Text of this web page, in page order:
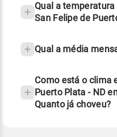
Qual a
San Felipe de
Qual a média
Como está o clima
Puerto Plata - ND
Quanto já choveu?